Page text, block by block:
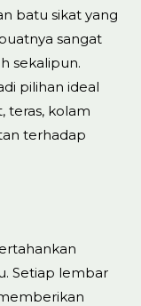
batu sikat yang
sangat
sekalipun.
pilihan ideal
teras, kolam
terhadap
Setiap lembar